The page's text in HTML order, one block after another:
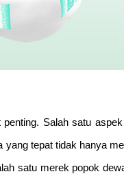
Salah satu
yang tepat tidak hanya
satu merek popok